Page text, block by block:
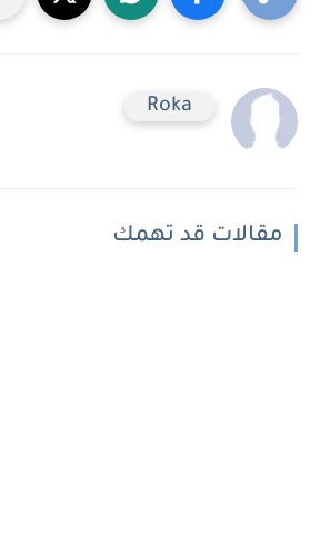
Roka
مقالات قد تهمك